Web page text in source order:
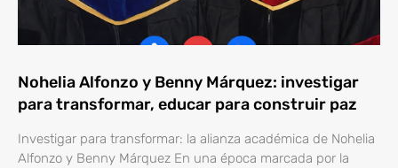
Nohelia Alfonzo y Benny Márquez: investigar
para transformar, educar para construir paz
Investigar para transformar: la alianza académica de Nohelia
Alfonzo y Benny Márquez En una época marcada por la